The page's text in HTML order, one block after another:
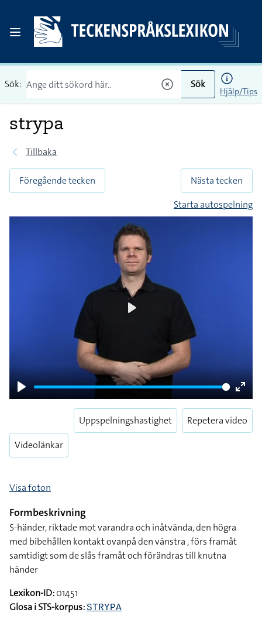
Sök: Sök
Hjälp/Tips
strypa
Tillbaka
Föregående tecken
Nästa tecken
Starta autospelning
Play
Enter
Videolänkar
Uppspelningshastighet Repetera video
Visa foton
Formbeskrivning
S-händer, riktade mot varandra och inåtvända, den högra
med bibehållen kontakt ovanpå den vänstra , förs framåt
samtidigt som de slås framåt och förändras till knutna
händer
Lexikon-ID:01451
Glosa i STS-korpus:STRYPA